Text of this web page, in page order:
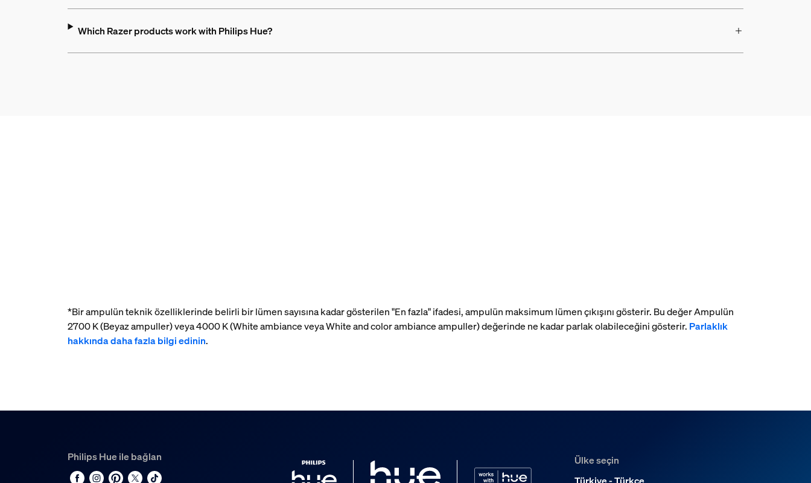
Which Razer products work with Philips Hue?
*Bir ampulün teknik özelliklerinde belirli bir lümen sayısına kadar gösterilen "En fazla" ifadesi, ampulün maksimum lümen çıkışını gösterir. Bu değer Ampulün
2700 K (Beyaz ampuller) veya 4000 K (White ambiance veya White and color ambiance ampuller) değerinde ne kadar parlak olabileceğini gösterir. Parlaklık
hakkında daha fazla bilgi edinin.
Philips Hue ile bağlan
Ülke seçin